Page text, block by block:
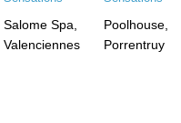
Salome Spa,
Valenciennes
Poolhouse,
Porrentruy